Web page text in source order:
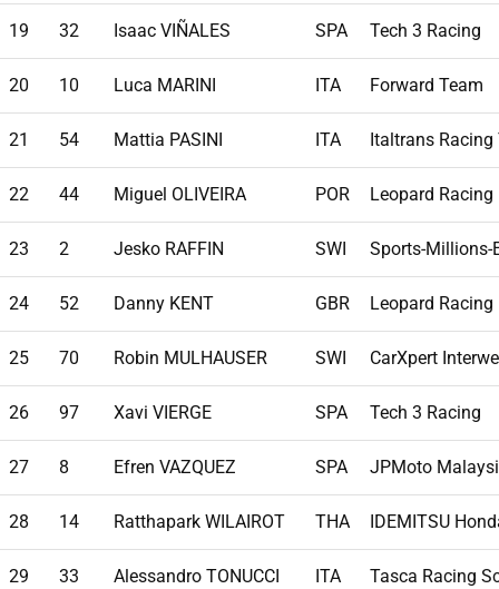
19 32 Isaac VIÑALES SPA Tech 3 Racing
20 10 Luca MARINI ITA Forward Team
21 54 Mattia PASINI ITA Italtrans Racing
22 44 Miguel OLIVEIRA POR Leopard Racing
23 2 Jesko RAFFIN SWI Sports-Millions-
24 52 Danny KENT GBR Leopard Racing
25 70 Robin MULHAUSER SWI CarXpert
26 97 Xavi VIERGE SPA Tech 3 Racing
27 8 Efren VAZQUEZ SPA JPMoto
28 14 Ratthapark WILAIROT THA IDEMITSU
29 33 Alessandro TONUCCI ITA Tasca Racing